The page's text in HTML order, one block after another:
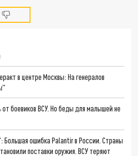
в центре Москвы: На генералов
боевиков ВСУ. Но беды для малышей не
Большая ошибка Palantir в России. Страны
поставки оружия. ВСУ теряют